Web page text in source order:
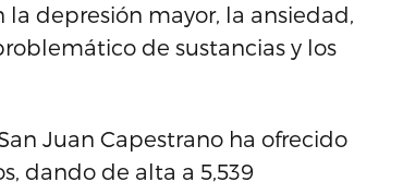
la depresión mayor, la ansiedad,
de sustancias y los
Juan Capestrano ha ofrecido
dando de alta a 5,539